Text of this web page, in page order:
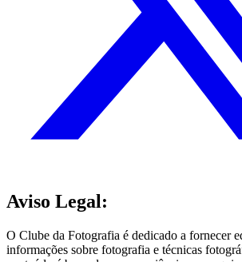
Aviso Legal:
O Clube da Fotografia é dedicado a fornecer
informações sobre fotografia e técnicas